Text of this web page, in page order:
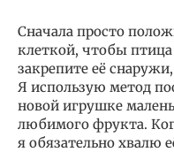
Сначала просто
клеткой, чтобы
закрепите её
Я использую метод
новой игрушке
любимого фрукта.
я обязательно хвалю